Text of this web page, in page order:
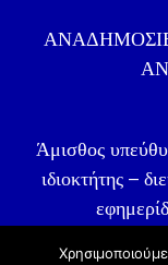
Άμισθος
ιδιοκτήτης –